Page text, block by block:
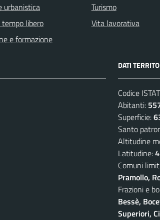
urbanistica
libero
e formazione
Turismo
Vita lavorativa
DATI
Codice
Abitanti:
Superficie:
Santo
Altitudine
Latitudine:
Comuni
Pramollo,
Frazioni e
Bessè,
Superiori,